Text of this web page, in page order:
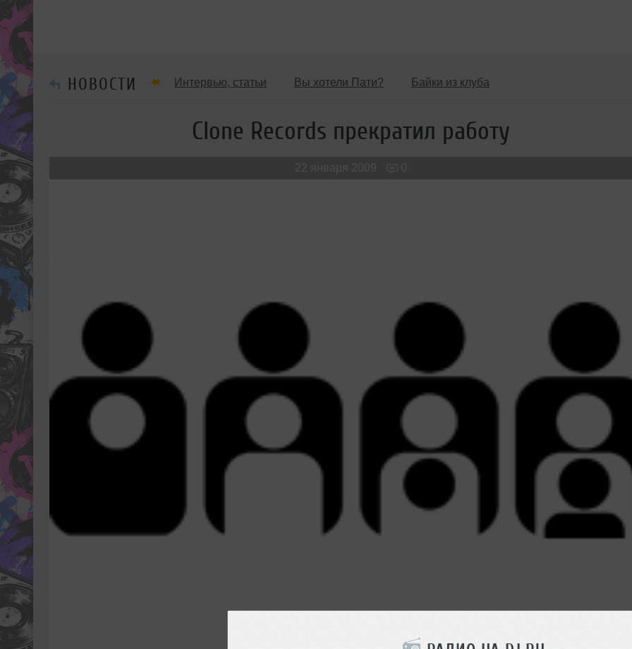
НОВОСТИ Интервью, статьи Вы хотели Пати? Байки из клуба
Танцевальные стили Обзоры Вечеринок и Клубов
Clone Records прекратил работу